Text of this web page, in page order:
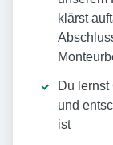
klärst
Du
und
ist